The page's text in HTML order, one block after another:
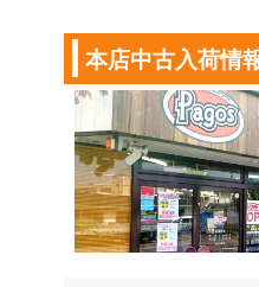
本店中古入荷情